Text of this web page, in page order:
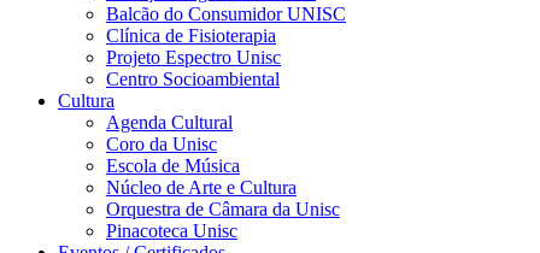
Balcão do Consumidor UNISC
Clínica de Fisioterapia
Projeto Espectro Unisc
Centro Socioambiental
Cultura
Agenda Cultural
Coro da Unisc
Escola de Música
Núcleo de Arte e Cultura
Orquestra de Câmara da Unisc
Pinacoteca Unisc